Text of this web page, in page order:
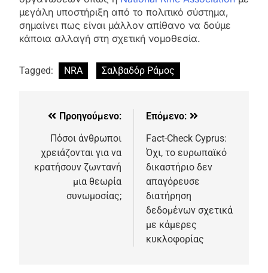
μεγάλη υποστήριξη από το πολιτικό σύστημα,
σημαίνει πως είναι μάλλον απίθανο να δούμε
κάποια αλλαγή στη σχετική νομοθεσία.
Tagged: NRA Σαλβαδόρ Ράμος
Προηγούμενο:
Πόσοι άνθρωποι
χρειάζονται για να
κρατήσουν ζωντανή
μια θεωρία
συνωμοσίας;
Επόμενο:
Fact-Check Cyprus:
Όχι, το ευρωπαϊκό
δικαστήριο δεν
απαγόρευσε
διατήρηση
δεδομένων σχετικά
με κάμερες
κυκλοφορίας